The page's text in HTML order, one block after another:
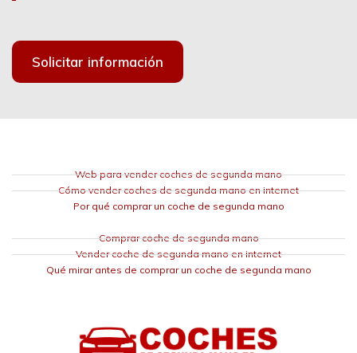
Solicitar información
Web para vender coches de segunda mano
Cómo vender coches de segunda mano en internet
Por qué comprar un coche de segunda mano
Comprar coche de segunda mano
Vender coche de segunda mano en internet
Qué mirar antes de comprar un coche de segunda mano